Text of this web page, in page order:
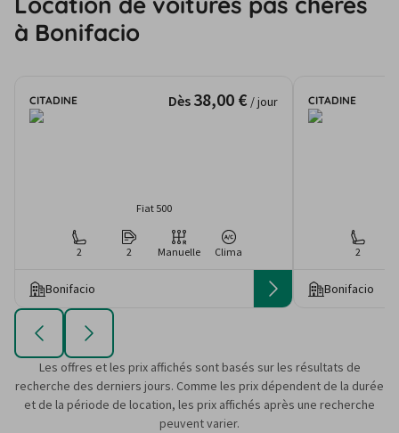
à Bonifacio
CITADINE Dès 38,00 € / jour
Fiat 500
2 2 Manuelle Clima
Bonifacio
CITADINE
2
Bonifacio
Les offres et les prix affichés sont basés sur les résultats de
recherche des derniers jours. Comme les prix dépendent de la durée
et de la période de location, les prix affichés après une recherche
peuvent varier.